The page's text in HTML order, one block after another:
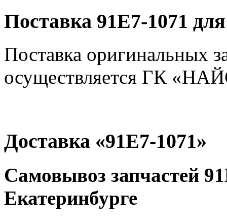
Поставка 91E7-1071
Поставка оригинальных
осуществляется ГК
Доставка «91E7-1071»
Самовывоз запчастей
Екатеринбурге